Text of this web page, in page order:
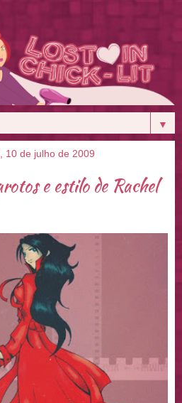
▼
10 de julho de 2009
e estilo de Rachel